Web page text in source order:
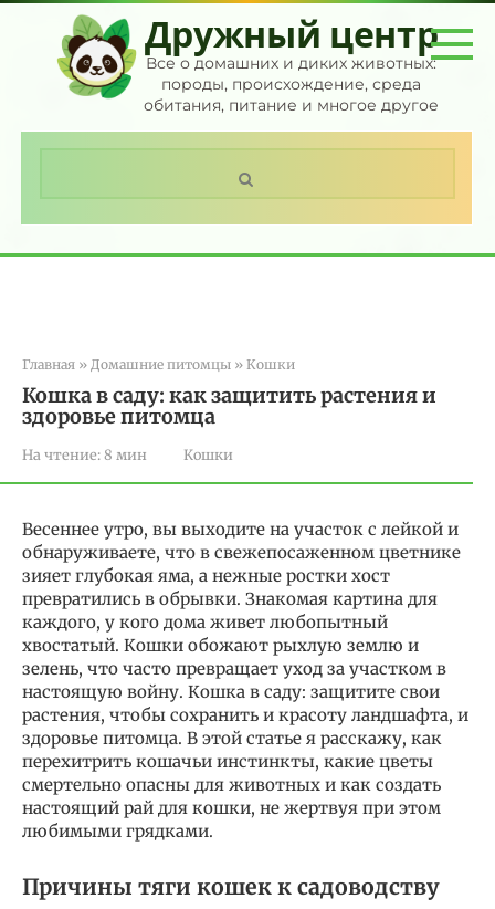
Перейти
контенту
Дружный центр
Все о домашних и диких животных:
породы, происхождение, среда
обитания, питание и многое другое
Главная » Домашние питомцы » Кошки
Кошка в саду: как защитить растения и
здоровье питомца
На чтение:8 мин Кошки
Весеннее утро, вы выходите на участок с лейкой и
обнаруживаете, что в свежепосаженном цветнике
зияет глубокая яма, а нежные ростки хост
превратились в обрывки. Знакомая картина для
каждого, у кого дома живет любопытный
хвостатый. Кошки обожают рыхлую землю и
зелень, что часто превращает уход за участком в
настоящую войну. Кошка в саду: защитите свои
растения, чтобы сохранить и красоту ландшафта, и
здоровье питомца. В этой статье я расскажу, как
перехитрить кошачьи инстинкты, какие цветы
смертельно опасны для животных и как создать
настоящий рай для кошки, не жертвуя при этом
любимыми грядками.
Причины тяги кошек к садоводству